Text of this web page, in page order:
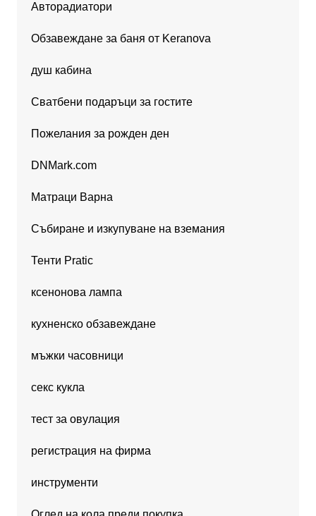
Авторадиатори
Обзавеждане за баня от Keranova
душ кабина
Сватбени подаръци за гостите
Пожелания за рожден ден
DNMark.com
Матраци Варна
Събиране и изкупуване на вземания
Тенти Pratic
ксенонова лампа
кухненско обзавеждане
мъжки часовници
секс кукла
тест за овулация
регистрация на фирма
инструменти